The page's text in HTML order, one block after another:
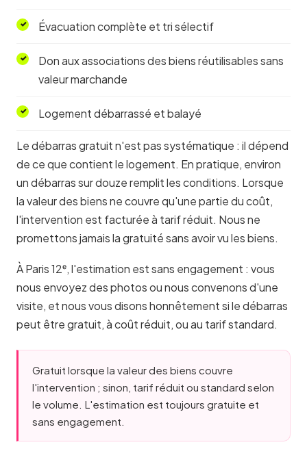
Évacuation complète et tri sélectif
Don aux associations des biens réutilisables sans
valeur marchande
Logement débarrassé et balayé
Le débarras gratuit n'est pas systématique : il dépend
de ce que contient le logement. En pratique, environ
un débarras sur douze remplit les conditions. Lorsque
la valeur des biens ne couvre qu'une partie du coût,
l'intervention est facturée à tarif réduit. Nous ne
promettons jamais la gratuité sans avoir vu les biens.
À Paris 12ᵉ, l'estimation est sans engagement : vous
nous envoyez des photos ou nous convenons d'une
visite, et nous vous disons honnêtement si le débarras
peut être gratuit, à coût réduit, ou au tarif standard.
Gratuit lorsque la valeur des biens couvre
l'intervention ; sinon, tarif réduit ou standard selon
le volume. L'estimation est toujours gratuite et
sans engagement.